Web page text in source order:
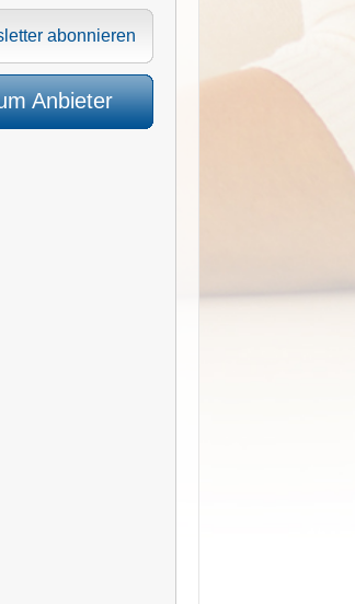
abonnieren
Anbieter